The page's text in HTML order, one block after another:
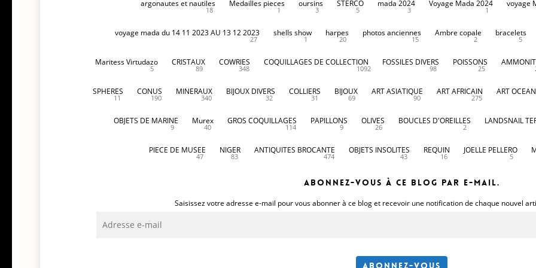
argonautes et nautiles
18
Medailles pieces
1
oursins
3
STERCO
5
mada 2024
3
Voyage Mada 2024
1
voyage
voyage mada du 14 11 2023 AU 13 12 2023
27
shells show
1
harpes
20
photos anciennes
15
Ambre copale
2
bracelets
5
Maritess Virtudazo
5
CRISTAUX
89
COWRIES
348
COQUILLAGES DE COLLECTION
1092
FOSSILES DIVERS
98
POISSONS
25
SPHERES
11
CONUS
190
MINERAUX
340
BIJOUX DIVERS
32
COLLIERS
31
BIJOUX
69
ART ASIATIQUE
90
ART AFRICAIN
275
ART
OBJETS DE MARINE
9
Murex
40
GROS COQUILLAGES
114
PAPILLONS
9
OLIVES
26
BOUCLES D'OREILLES
2
LANDSNAIL
PIECE DE MUSEE
47
NIGER
83
ANTIQUITES BROCANTE
474
OBJETS INSOLITES
43
REQUIN
16
JOELLE PELLERO
5
Abonnez-vous à ce blog par e-mail.
Saisissez votre adresse e-mail pour vous abonner à ce blog et recevoir une notification de chaque nouvel
Abonnez-vous